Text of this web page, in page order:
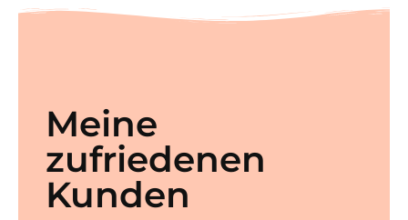
Meine
zufriedenen
Kunden